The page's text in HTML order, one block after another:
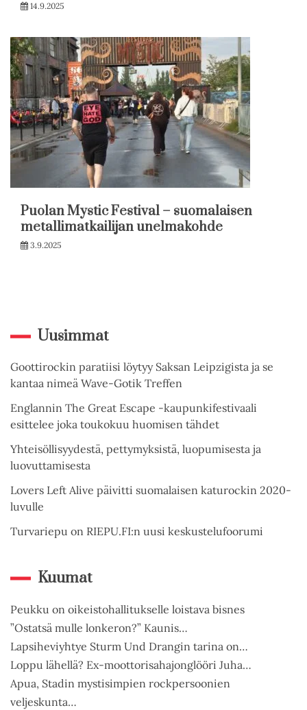
14.9.2025
Puolan Mystic Festival – suomalaisen
metallimatkailijan unelmakohde
3.9.2025
Uusimmat
Goottirockin paratiisi löytyy Saksan Leipzigista ja se
kantaa nimeä Wave-Gotik Treffen
Englannin The Great Escape -kaupunkifestivaali
esittelee joka toukokuu huomisen tähdet
Yhteisöllisyydestä, pettymyksistä, luopumisesta ja
luovuttamisesta
Lovers Left Alive päivitti suomalaisen katurockin 2020-
luvulle
Turvariepu on RIEPU.FI:n uusi keskustelufoorumi
Kuumat
Peukku on oikeistohallitukselle loistava bisnes
”Ostatsä mulle lonkeron?” Kaunis…
Lapsiheviyhtye Sturm Und Drangin tarina on…
Loppu lähellä? Ex-moottorisahajonglööri Juha…
Apua, Stadin mystisimpien rockpersoonien
veljeskunta…